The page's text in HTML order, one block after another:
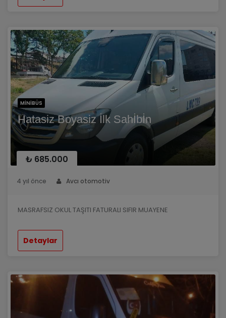
memnun kalır fenni muayenesi mevcuttur
zamanında yapılmıştır. araç truzim
pakettir.Ağır bakımları yaptırılmıştır. irtibat
numarası: Hüseyin çulcu 05332644355 Murat
Kaya : 05426813240 Muhlis Tuğrul:05358772272
MINIBÜS
Hatasiz Boyasiz İlk Sahİbİn
₺ 685.000
4 yıl önce Avcı otomotiv
MASRAFSIZ OKUL TAŞITI FATURALI SIFIR MUAYENE
Detaylar